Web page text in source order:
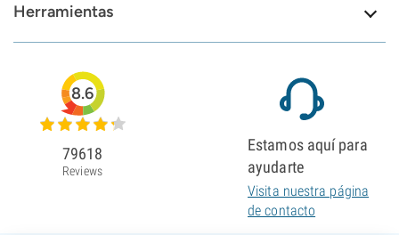
Herramientas
8.6
79618
Reviews
Estamos aquí para
ayudarte
Visita nuestra página
de contacto